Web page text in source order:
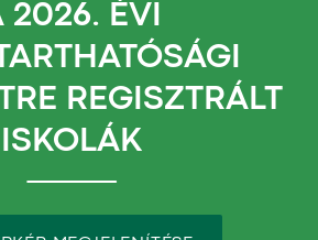
2026. ÉVI
REGISZTRÁLT
ISKOLÁK